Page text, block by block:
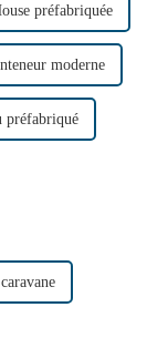
préfabriquée
moderne
préfabriqué